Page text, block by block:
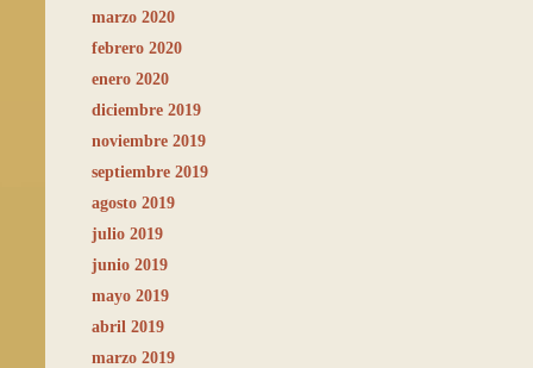
marzo 2020
febrero 2020
enero 2020
diciembre 2019
noviembre 2019
septiembre 2019
agosto 2019
julio 2019
junio 2019
mayo 2019
abril 2019
marzo 2019